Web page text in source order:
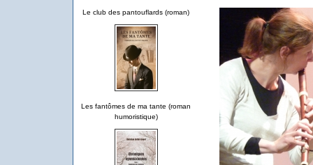
Le club des pantouflards (roman)
Les fantômes de ma tante (roman
humoristique)